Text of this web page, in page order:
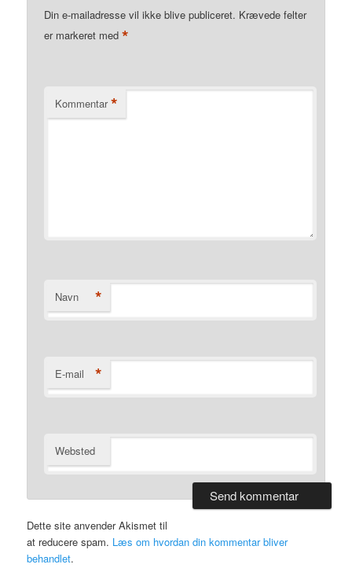
Din e-mailadresse vil ikke blive publiceret. Krævede felter
er markeret med*
Kommentar *
Navn *
E-mail *
Websted
Dette site anvender Akismet til
at reducere spam. Læs om hvordan din kommentar bliver
behandlet.